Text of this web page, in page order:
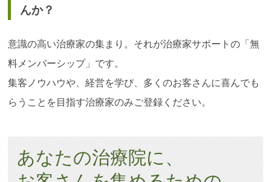
んか？
意識の高い治療家の集まり。それが治療家サポートの「無
料メンバーシップ」です。
集客ノウハウや、経営を学び、多くのお客さんに喜んでも
らうことを目指す治療家のみご登録ください。
あなたの治療院に、